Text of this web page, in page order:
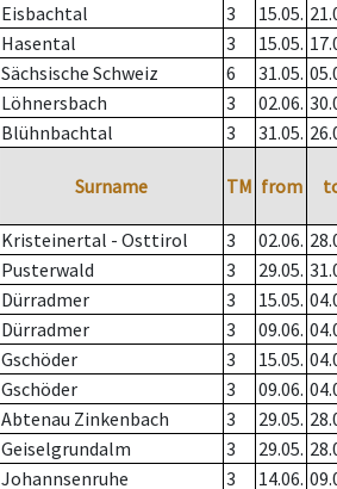
Eisbachtal 3 15.05.
Hasental 3 15.05.
Sächsische Schweiz 6 31.05.
Löhnersbach 3 02.06.
Blühnbachtal 3 31.05.
Surname TM from
Kristeinertal - Osttirol 3 02.06.
Pusterwald 3 29.05.
Dürradmer 3 15.05.
Dürradmer 3 09.06.
Gschöder 3 15.05.
Gschöder 3 09.06.
Abtenau Zinkenbach 3 29.05.
Geiselgrundalm 3 29.05.
Johannsenruhe 3 14.06.